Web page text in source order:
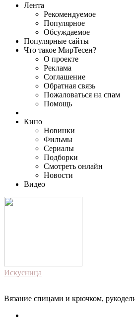
Лента
Рекомендуемое
Популярное
Обсуждаемое
Популярные сайты
Что такое МирТесен?
О проекте
Реклама
Соглашение
Обратная связь
Пожаловаться на спам
Помощь
Кино
Новинки
Фильмы
Сериалы
Подборки
Смотреть онлайн
Новости
Видео
Искусница
Вязание спицами и крючком,